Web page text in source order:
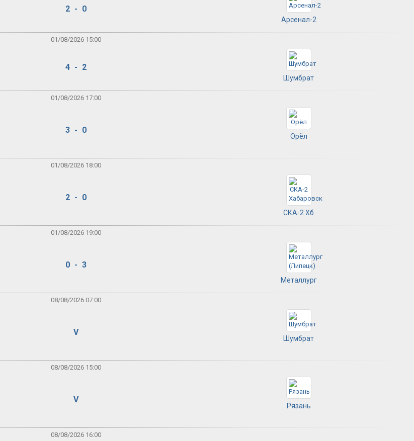
2 - 0
Арсенал-2
01/08/2026 15:00
4 - 2
Шумбрат
01/08/2026 17:00
3 - 0
Орёл
01/08/2026 18:00
2 - 0
СКА-2 Хб
01/08/2026 19:00
0 - 3
Металлург
08/08/2026 07:00
V
Шумбрат
08/08/2026 15:00
V
Рязань
08/08/2026 16:00